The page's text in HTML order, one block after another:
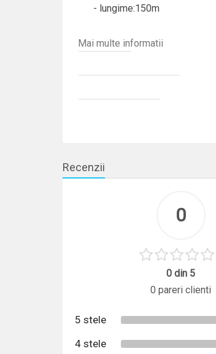
- lungime:150m
Mai multe informatii
Recenzii
0
0 din 5
0 pareri clienti
5 stele
4 stele